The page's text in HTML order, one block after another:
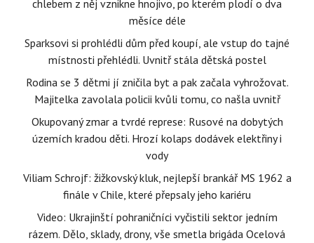
chlebem z něj vznikne hnojivo, po kterém plodí o dva
měsíce déle
Sparksovi si prohlédli dům před koupí, ale vstup do tajné
místnosti přehlédli. Uvnitř stála dětská postel
Rodina se 3 dětmi jí zničila byt a pak začala vyhrožovat.
Majitelka zavolala policii kvůli tomu, co našla uvnitř
Okupovaný zmar a tvrdé represe: Rusové na dobytých
územích kradou děti. Hrozí kolaps dodávek elektřiny i
vody
Viliam Schrojf: žižkovský kluk, nejlepší brankář MS 1962 a
finále v Chile, které přepsaly jeho kariéru
Video: Ukrajinští pohraničníci vyčistili sektor jedním
rázem. Dělo, sklady, drony, vše smetla brigáda Ocelová